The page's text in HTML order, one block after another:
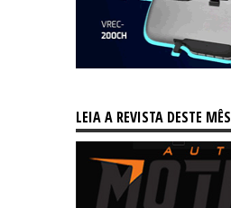
LEIA A REVISTA DESTE MÊS